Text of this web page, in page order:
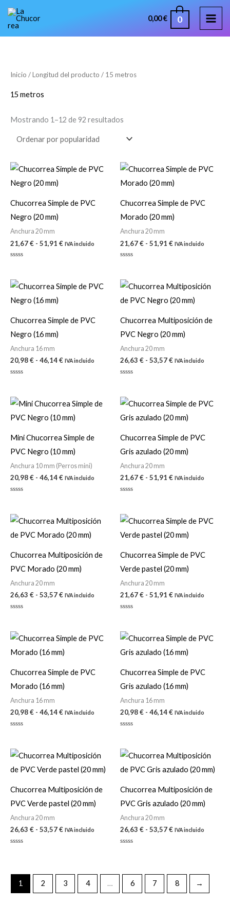
0,00€ 0
Inicio / Longitud del producto / 15 metros
15 metros
Mostrando 1–12 de 92 resultados
Ordenado
por
Chucorrea Simple de PVC
Negro (20 mm)
Anchura 20 mm
21,67€ - 51,91 €
Rango
de
21,67 €
IVA incluido
de
5
Chucorrea Simple de PVC
Morado (20 mm)
Anchura 20 mm
21,67€ - 51,91 €
Rango
de
precios:
21,67 €
51,91 €
IVA incluido
de
5
Chucorrea Simple de PVC
Negro (16 mm)
Anchura 16 mm
20,98€ - 46,14€
Rango
de
20,98 €
IVA incluido
de
5
Chucorrea Multiposición de
PVC Negro (20 mm)
Anchura 20 mm
26,63 € - 53,57€
Rango
de
precios:
26,63 €
hasta
53,57 €
IVA incluido
de
5
Mini Chucorrea Simple de
PVC Negro (10 mm)
Anchura 10 mm (Perros mini)
20,98€ - 46,14€
Rango
de
precios:
20,98 €
hasta
46,14 €
IVA incluido
de
5
Chucorrea Simple de PVC
Gris azulado (20 mm)
Anchura 20 mm
21,67€ - 51,91 €
Rango
de
precios:
21,67 €
51,91 €
IVA incluido
de
5
Chucorrea Multiposición de
PVC Morado (20 mm)
Anchura 20 mm
26,63 € - 53,57€
Rango
de
precios:
26,63 €
hasta
53,57 €
IVA incluido
de
5
Chucorrea Simple de PVC
Verde pastel (20 mm)
Anchura 20 mm
21,67€ - 51,91 €
Rango
de
precios:
21,67 €
51,91 €
IVA incluido
de
5
Chucorrea Simple de PVC
Morado (16 mm)
Anchura 16 mm
20,98€ - 46,14€
Rango
de
precios:
20,98 €
46,14 €
IVA incluido
de
5
Chucorrea Simple de PVC
Gris azulado (16 mm)
Anchura 16 mm
20,98€ - 46,14€
Rango
de
precios:
20,98 €
46,14 €
IVA incluido
de
5
Chucorrea Multiposición de
PVC Verde pastel (20 mm)
Anchura 20 mm
26,63 € - 53,57€
Rango
de
precios:
26,63 €
hasta
53,57 €
IVA incluido
5
Chucorrea Multiposición de
PVC Gris azulado (20 mm)
Anchura 20 mm
26,63 € - 53,57€
Rango
de
precios:
26,63 €
hasta
53,57 €
IVA incluido
5
1 2 3 4 … 6 7 8 →